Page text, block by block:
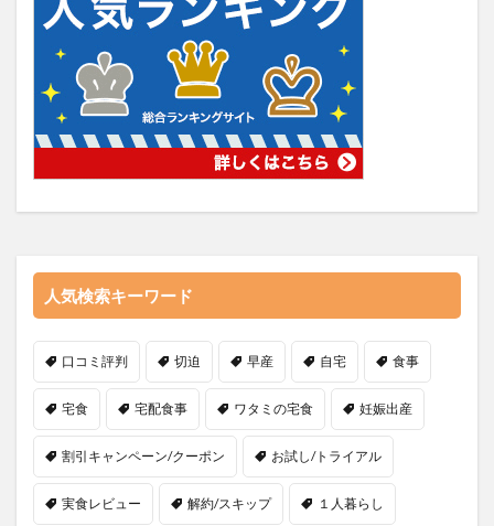
人気検索キーワード
口コミ評判 切迫 早産 自宅 食事
宅食 宅配食事 ワタミの宅食 妊娠出産
割引キャンペーン/クーポン お試し/トライアル
実食レビュー 解約/スキップ １人暮らし